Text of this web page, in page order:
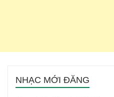
NHẠC MỚI ĐĂNG